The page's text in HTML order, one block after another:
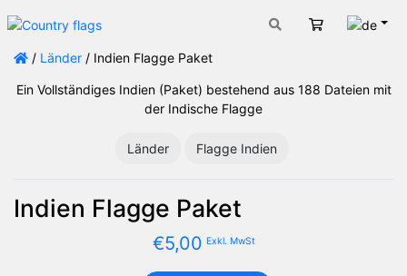
Warenkorb
/ Länder / Indien Flagge Paket
Ein Vollständiges Indien (Paket) bestehend aus 188 Dateien mit
der Indische Flagge
Länder Flagge Indien
Indien Flagge Paket
€5,00 Exkl. MwSt